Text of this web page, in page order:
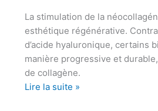
La stimulation de la
esthétique régénérative.
d’acide hyaluronique, certains
manière progressive et
de collagène.
à
Monaco
Lire la suite »